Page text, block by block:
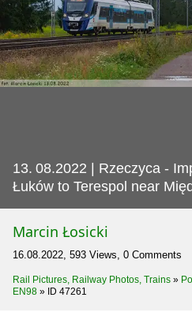
13. 08.2022 | Rzeczyca -
Łuków to Terespol near
Marcin Łosicki
16.08.2022, 593 Views, 0 Comments
Rail Pictures, Railway Photos, Trains »
EN98 » ID 47261